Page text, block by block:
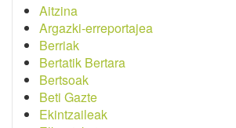
Aitzina
Argazki-erreportajea
Berriak
Bertatik Bertara
Bertsoak
Beti Gazte
Ekintzaileak